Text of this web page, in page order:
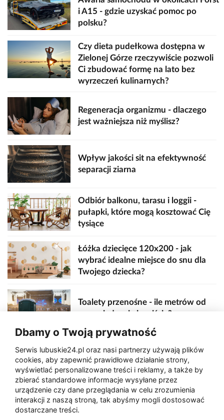
i A15 - gdzie uzyskać pomoc po
polsku?
Czy dieta pudełkowa dostępna w
Zielonej Górze rzeczywiście pozwoli
Ci zbudować formę na lato bez
wyrzeczeń kulinarnych?
Regeneracja organizmu - dlaczego
jest ważniejsza niż myślisz?
Wpływ jakości sit na efektywność
separacji ziarna
Odbiór balkonu, tarasu i loggii -
pułapki, które mogą kosztować Cię
tysiące
Łóżka dziecięce 120x200 - jak
wybrać idealne miejsce do snu dla
Twojego dziecka?
Toalety przenośne - ile metrów od
sceny, jedzenia i wejścia?
Zaatakował seniora na "kwadracie"
Akcja po pożarze w Gorzowie.
Ruszyła rozbiórka ściany spalonej
Dbamy o Twoją prywatność
Serwis lubuskie24.pl oraz nasi partnerzy używają plików
cookies, aby zapewnić prawidłowe działanie strony,
wyświetlać personalizowane treści i reklamy, a także by
zbierać standardowe informacje wysyłane przez
urządzenie czy dane przeglądania w celu zrozumienia
interakcji z naszą stroną, tak abyśmy mogli dostosować
dostarczane treści.